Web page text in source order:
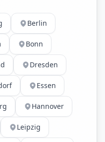
Berlin
Bonn
Dresden
Essen
Hannover
Leipzig